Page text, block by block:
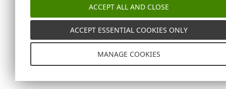
ACCEPT ALL AND CLOSE
ACCEPT ESSENTIAL COOKIES ONLY
MANAGE COOKIES